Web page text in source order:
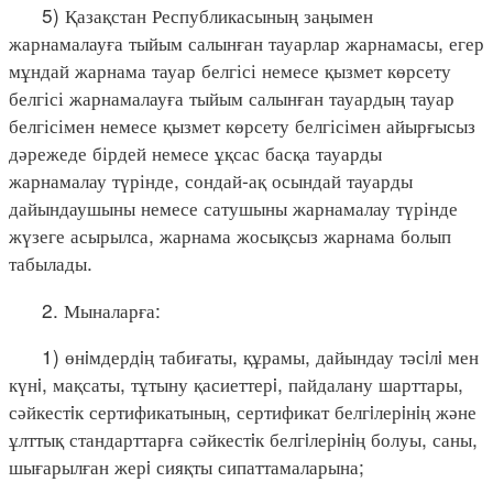
5) Қазақстан Республикасының заңымен
жарнамалауға тыйым салынған тауарлар жарнамасы, егер
мұндай жарнама тауар белгісі немесе қызмет көрсету
белгісі жарнамалауға тыйым салынған тауардың тауар
белгісімен немесе қызмет көрсету белгісімен айырғысыз
дәрежеде бірдей немесе ұқсас басқа тауарды
жарнамалау түрінде, сондай-ақ осындай тауарды
дайындаушыны немесе сатушыны жарнамалау түрінде
жүзеге асырылса, жарнама жосықсыз жарнама болып
табылады.
2. Мыналарға:
1) өнiмдердiң табиғаты, құрамы, дайындау тәсiлi мен
күнi, мақсаты, тұтыну қасиеттерi, пайдалану шарттары,
сәйкестiк сертификатының, сертификат белгiлерiнiң және
ұлттық стандарттарға сәйкестiк белгiлерiнiң болуы, саны,
шығарылған жерi сияқты сипаттамаларына;